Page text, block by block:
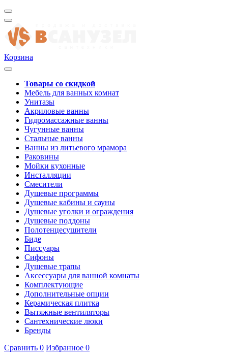
Корзина
Товары со скидкой
Мебель для ванных комнат
Унитазы
Акриловые ванны
Гидромассажные ванны
Чугунные ванны
Стальные ванны
Ванны из литьевого мрамора
Раковины
Мойки кухонные
Инсталляции
Смесители
Душевые программы
Душевые кабины и сауны
Душевые уголки и ограждения
Душевые поддоны
Полотенцесушители
Биде
Писсуары
Сифоны
Душевые трапы
Аксессуары для ванной комнаты
Комплектующие
Дополнительные опции
Керамическая плитка
Вытяжные вентиляторы
Сантехнические люки
Бренды
Сравнить 0 Избранное 0